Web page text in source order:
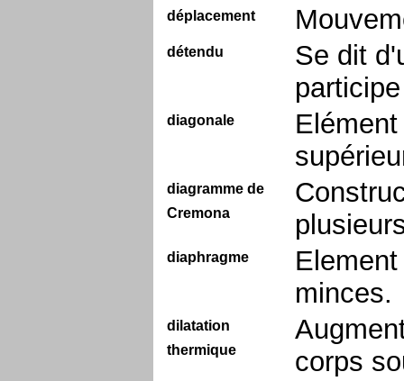
déplacement
détendu
Se dit
diagonale
diagramme de
Cremona
diaphragme
minces.
dilatation
thermique
corps